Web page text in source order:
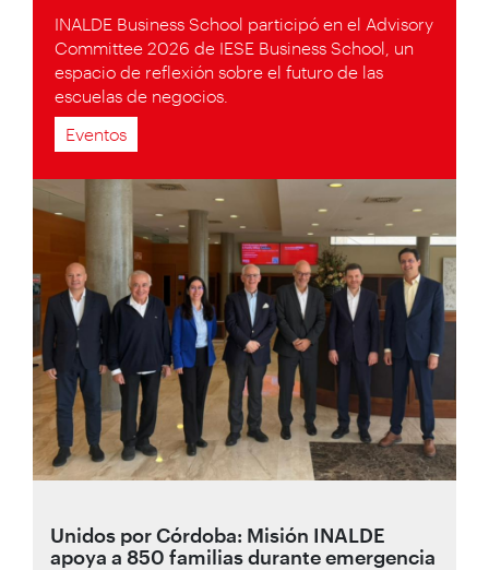
INALDE Business School participó en el Advisory
Committee 2026 de IESE Business School, un
espacio de reflexión sobre el futuro de las
escuelas de negocios.
Eventos
Unidos por Córdoba: Misión INALDE
apoya a 850 familias durante emergencia